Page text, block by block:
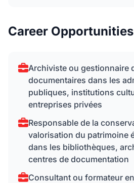
Career Opportunities
Archiviste ou gestionnaire
documentaires dans les
publiques, institutions
entreprises privées
Responsable de la
valorisation du patrimoine
dans les bibliothèques,
centres de documentation
Consultant ou formateur